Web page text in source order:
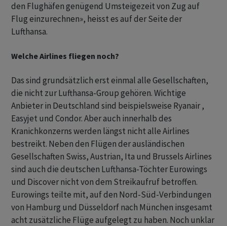
den Flughäfen genügend Umsteigezeit von Zug auf
Flug einzurechnen», heisst es auf der Seite der
Lufthansa.
Welche Airlines fliegen noch?
Das sind grundsätzlich erst einmal alle Gesellschaften,
die nicht zur Lufthansa-Group gehören. Wichtige
Anbieter in Deutschland sind beispielsweise Ryanair ,
Easyjet und Condor. Aber auch innerhalb des
Kranichkonzerns werden längst nicht alle Airlines
bestreikt. Neben den Flügen der ausländischen
Gesellschaften Swiss, Austrian, Ita und Brussels Airlines
sind auch die deutschen Lufthansa-Töchter Eurowings
und Discover nicht von dem Streikaufruf betroffen.
Eurowings teilte mit, auf den Nord-Süd-Verbindungen
von Hamburg und Düsseldorf nach München insgesamt
acht zusätzliche Flüge aufgelegt zu haben. Noch unklar